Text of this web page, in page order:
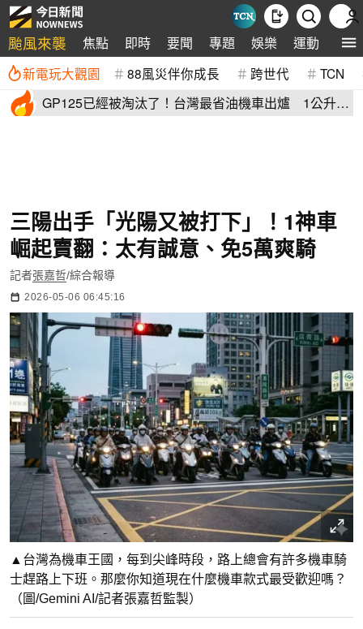
颱風來襲 焦點 即時 要聞 專題 娛樂 運動 全球
新電玩大觀園 88風災伴你成長 跨世代 TCN
GP125已經被淘汰了！台灣最省油機車出爐 1公升油
三陽出手「光陽又被打下」！1神車
崛起賣翻：太有誠意、免5萬爽騎
記者張嘉哲/綜合報導
2026-05-06 06:45:16
▲台灣為機車王國，每到尖峰時段，路上總會有許多機車騎
士趕路上下班。那麼你知道現在什麼機車款式最受歡迎嗎？
（圖/Gemini AI/記者張嘉哲監製）